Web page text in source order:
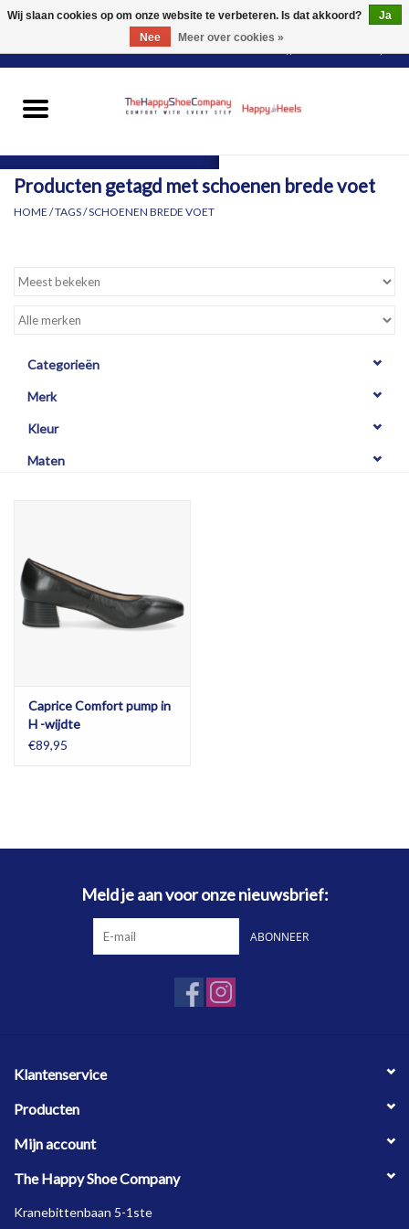
0 Artikelen - €0,00
HEREN
SCHOENEN PASSEN &
Producten getagd met schoenen brede voet
HOME /TAGS/SCHOENEN BREDE VOET
Categorieën
Merk
Kleur
Maten
Caprice Comfort pump in
H -wijdte
€89,95
Meld je aan voor onze nieuwsbrief:
ABONNEER
Klantenservice
Producten
Mijn account
The Happy Shoe Company
Kranebittenbaan 5-1ste
Wij slaan cookies op om onze website te verbeteren. Is dat akkoord?
Ja
Nee
Meer over cookies »